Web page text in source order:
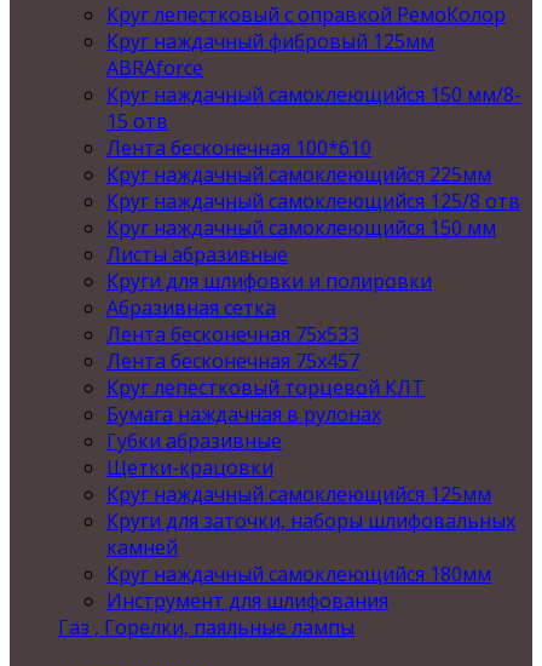
Круг лепестковый с оправкой РемоКолор
Круг наждачный фибровый 125мм
ABRAforce
Круг наждачный самоклеющийся 150 мм/8-
15 отв
Лента бесконечная 100*610
Круг наждачный самоклеющийся 225мм
Круг наждачный самоклеющийся 125/8 отв
Круг наждачный самоклеющийся 150 мм
Листы абразивные
Круги для шлифовки и полировки
Абразивная сетка
Лента бесконечная 75х533
Лента бесконечная 75х457
Круг лепестковый торцевой КЛТ
Бумага наждачная в рулонах
Губки абразивные
Щетки-крацовки
Круг наждачный самоклеющийся 125мм
Круги для заточки, наборы шлифовальных
камней
Круг наждачный самоклеющийся 180мм
Инструмент для шлифования
Газ , Горелки, паяльные лампы